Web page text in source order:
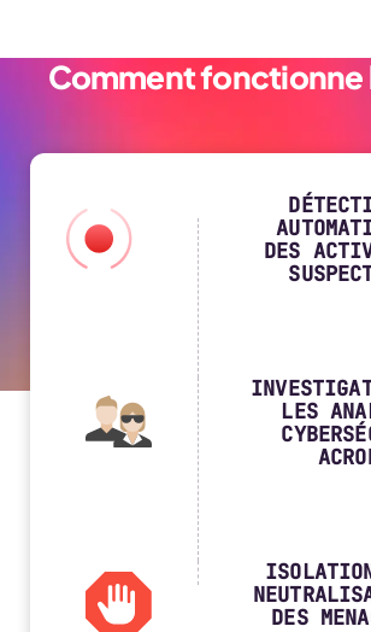
Comment fonctionne
DES
LES
DES